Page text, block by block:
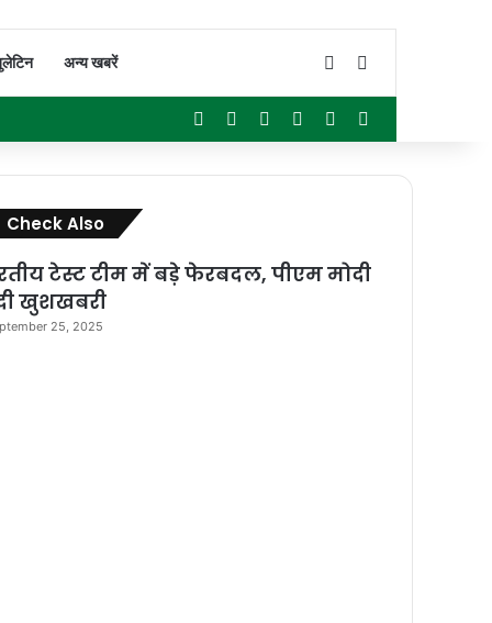
अन्य खबरें Switch skin
Facebook YouTubeInstagramWhatsApp
Check Also
टेस्ट टीम में बड़े फेरबदल, पीएम मोदी
खुशखबरी
25, 2025